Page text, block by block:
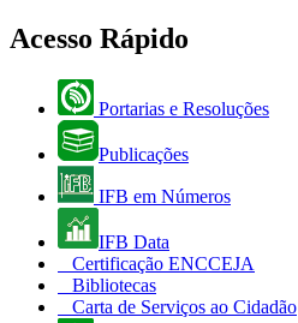
Acesso Rápido
Portarias e Resoluções
Publicações
IFB em Números
IFB Data
Certificação ENCCEJA
Bibliotecas
Carta de Serviços ao Cidadão